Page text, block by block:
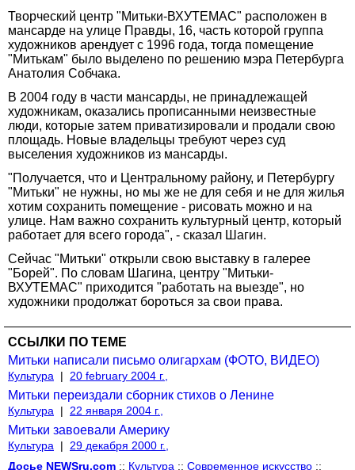
Творческий центр "Митьки-ВХУТЕМАС" расположен в
мансарде на улице Правды, 16, часть которой группа
художников арендует с 1996 года, тогда помещение
"Митькам" было выделено по решению мэра Петербурга
Анатолия Собчака.
В 2004 году в части мансарды, не принадлежащей
художникам, оказались прописанными неизвестные
люди, которые затем приватизировали и продали свою
площадь. Новые владельцы требуют через суд
выселения художников из мансарды.
"Получается, что и Центральному району, и Петербургу
"Митьки" не нужны, но мы же не для себя и не для жилья
хотим сохранить помещение - рисовать можно и на
улице. Нам важно сохранить культурный центр, который
работает для всего города", - сказал Шагин.
Сейчас "Митьки" открыли свою выставку в галерее
"Борей". По словам Шагина, центру "Митьки-
ВХУТЕМАС" приходится "работать на выезде", но
художники продолжат бороться за свои права.
ССЫЛКИ ПО ТЕМЕ
Митьки написали письмо олигархам (ФОТО, ВИДЕО)
Культура | 20 february 2004 г.,
Митьки переиздали сборник стихов о Ленине
Культура | 22 января 2004 г.,
Митьки завоевали Америку
Культура |
29 декабря 2000 г.,
Досье NEWSru.com :: Культура :: Современное искусство ::